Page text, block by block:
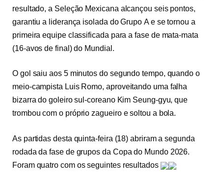
resultado, a Seleção Mexicana alcançou seis pontos,
garantiu a liderança isolada do Grupo A e se tornou a
primeira equipe classificada para a fase de mata-mata
(16-avos de final) do Mundial.
O gol saiu aos 5 minutos do segundo tempo, quando o
meio-campista Luis Romo, aproveitando uma falha
bizarra do goleiro sul-coreano Kim Seung-gyu, que
trombou com o próprio zagueiro e soltou a bola.
As partidas desta quinta-feira (18) abriram a segunda
rodada da fase de grupos da Copa do Mundo 2026.
Foram quatro com os seguintes resultados